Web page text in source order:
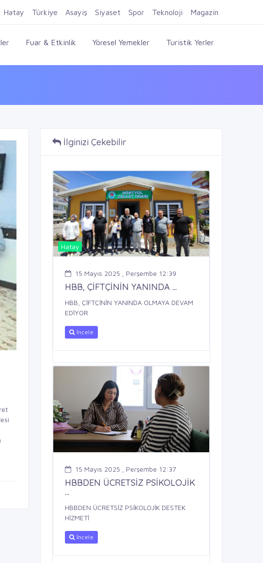
Firma Ekle Kayıt Ol Giriş Yap
Fuar & Etkinlik Yöresel Yemekler Turistik Yerler
Hatay Türkiye Asayiş Siyaset Spor Teknoloji Magazin
İlginizi Çekebilir
Hatay
15 Mayıs 2025 , Perşembe 12:39
HBB, ÇİFTÇİNİN YANINDA ...
HBB, ÇİFTÇİNİN YANINDA OLMAYA DEVAM
EDİYOR
İncele
15 Mayıs 2025 , Perşembe 12:37
HBBDEN ÜCRETSİZ PSİKOLOJİK
...
HBBDEN ÜCRETSİZ PSİKOLOJİK DESTEK
HİZMETİ
İncele